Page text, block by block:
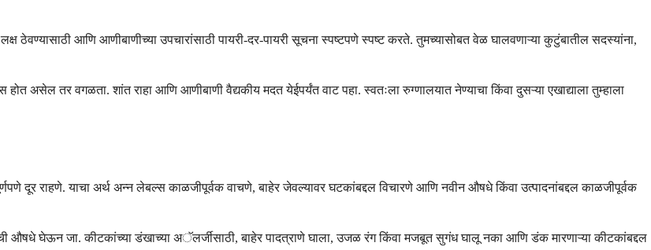
ठेवण्यासाठी आणि आणीबाणीच्या उपचारांसाठी पायरी-दर-पायरी सूचना स्पष्टपणे स्पष्ट करते. तुमच्यासोबत वेळ घालवणाऱ्या कुटुंबातील सदस्यांना,
असेल तर वगळता. शांत राहा आणि आणीबाणी वैद्यकीय मदत येईपर्यंत वाट पहा. स्वतःला रुग्णालयात नेण्याचा किंवा दुसऱ्या एखाद्याला तुम्हाला
दूर राहणे. याचा अर्थ अन्न लेबल्स काळजीपूर्वक वाचणे, बाहेर जेवल्यावर घटकांबद्दल विचारणे आणि नवीन औषधे किंवा उत्पादनांबद्दल काळजीपूर्वक
घेऊन जा. कीटकांच्या डंखाच्या अॅलर्जीसाठी, बाहेर पादत्राणे घाला, उजळ रंग किंवा मजबूत सुगंध घालू नका आणि डंक मारणाऱ्या कीटकांबद्दल